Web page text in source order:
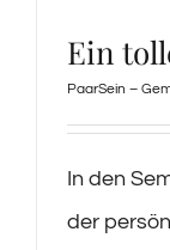
Ein
PaarSein –
In den
der